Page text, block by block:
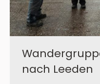
nach Leeden